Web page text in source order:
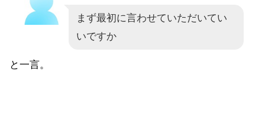
まず最初に言わせていただいてい
いですか
と一言。